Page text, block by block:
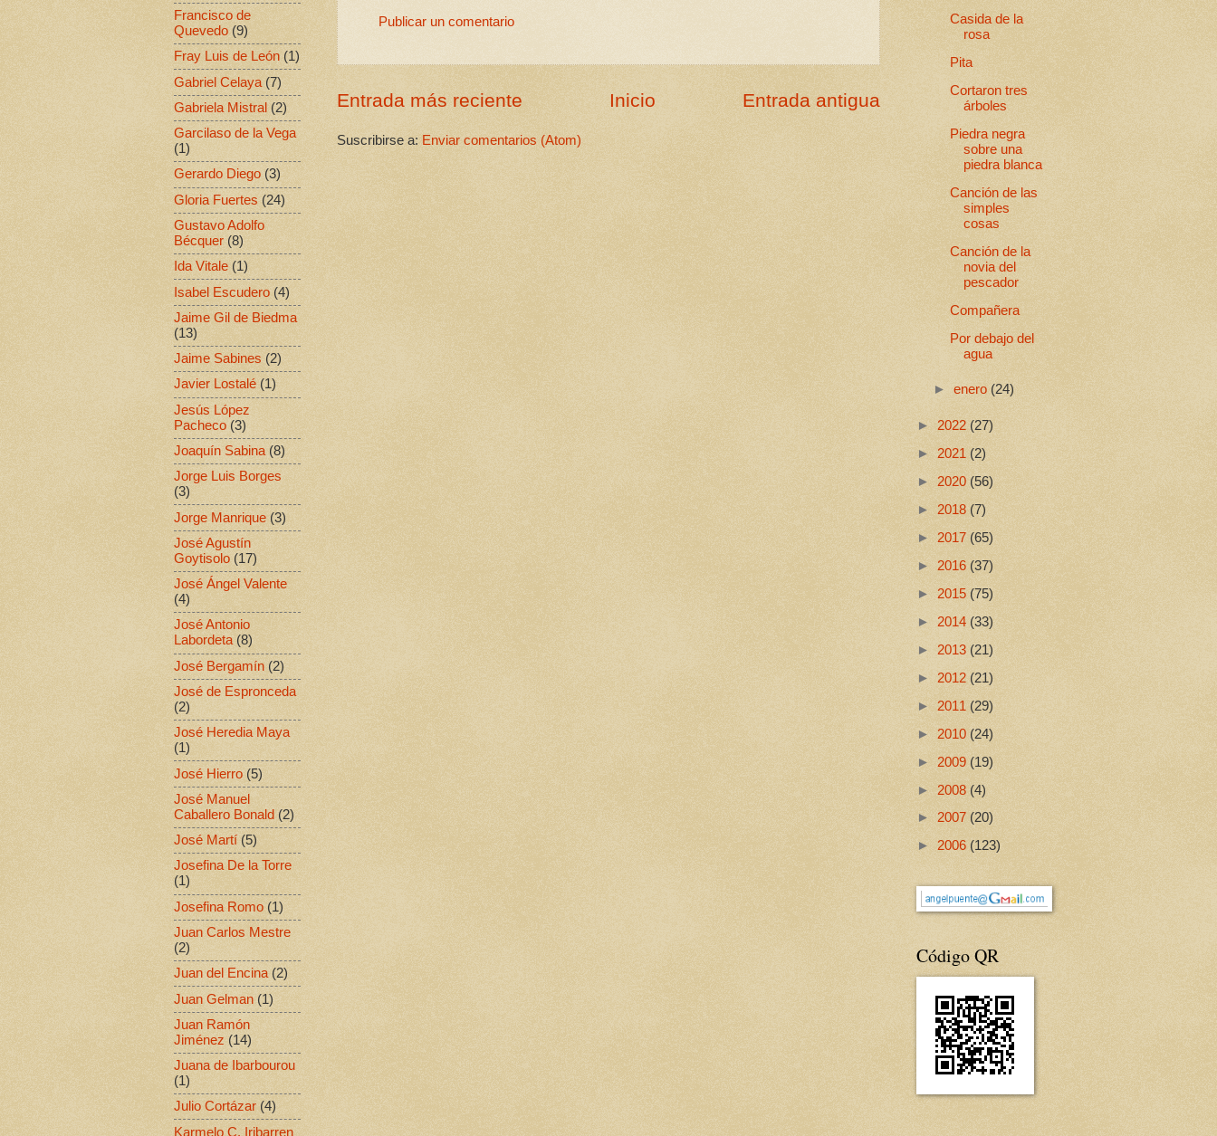
Publicar un comentario
Entrada más reciente Entrada antigua
Inicio
Suscribirse a: Enviar comentarios (Atom)
Francisco de
Quevedo (9)
Fray Luis de León (1)
Gabriel Celaya (7)
Gabriela Mistral (2)
Garcilaso de la Vega
(1)
Gerardo Diego (3)
Gloria Fuertes (24)
Gustavo Adolfo
Bécquer (8)
Ida Vitale (1)
Isabel Escudero (4)
Jaime Gil de Biedma
(13)
Jaime Sabines (2)
Javier Lostalé (1)
Jesús López
Pacheco (3)
Joaquín Sabina (8)
Jorge Luis Borges
(3)
Jorge Manrique (3)
José Agustín
Goytisolo (17)
José Ángel Valente
(4)
José Antonio
Labordeta (8)
José Bergamín (2)
José de Espronceda
(2)
José Heredia Maya
(1)
José Hierro (5)
José Manuel
Caballero Bonald (2)
José Martí (5)
Josefina De la Torre
(1)
Josefina Romo (1)
Juan Carlos Mestre
(2)
Juan del Encina (2)
Juan Gelman (1)
Juan Ramón
Jiménez (14)
Juana de Ibarbourou
(1)
Julio Cortázar (4)
Karmelo C. Iribarren
Casida de la
rosa
Pita
Cortaron tres
árboles
Piedra negra
sobre una
piedra blanca
Canción de las
simples
cosas
Canción de la
novia del
pescador
Compañera
Por debajo del
agua
► enero (24)
► 2022 (27)
► 2021 (2)
► 2020 (56)
► 2018 (7)
► 2017 (65)
► 2016 (37)
► 2015 (75)
► 2014 (33)
► 2013 (21)
► 2012 (21)
► 2011 (29)
► 2010 (24)
► 2009 (19)
► 2008 (4)
► 2007 (20)
► 2006 (123)
Código QR